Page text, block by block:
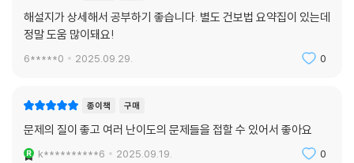
해설지가 상세해서 공부하기 좋습니다. 별도 건보법 요약집이 있는데
정말 도움 많이돼요!
6*****0 2025.09.29. 0
종이책 구매
문제의 질이 좋고 여러 난이도의 문제들을 접할 수 있어서 좋아요
k**********6 2025.09.19. 0